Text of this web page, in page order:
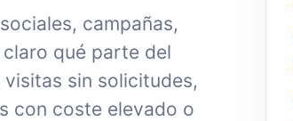
campañas,
qué parte del
sin solicitudes,
con coste elevado o